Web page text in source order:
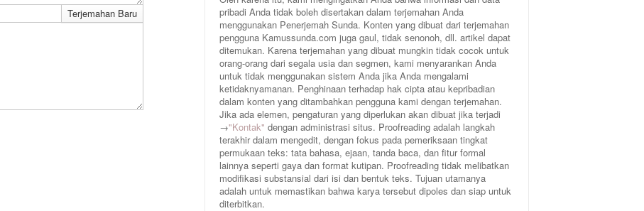
pribadi Anda tidak boleh disertakan dalam terjemahan Anda
menggunakan Penerjemah Sunda. Konten yang dibuat dari terjemahan
pengguna Kamussunda.com juga gaul, tidak senonoh, dll. artikel dapat
ditemukan. Karena terjemahan yang dibuat mungkin tidak cocok untuk
orang-orang dari segala usia dan segmen, kami menyarankan Anda
untuk tidak menggunakan sistem Anda jika Anda mengalami
ketidaknyamanan. Penghinaan terhadap hak cipta atau kepribadian
dalam konten yang ditambahkan pengguna kami dengan terjemahan.
Jika ada elemen, pengaturan yang diperlukan akan dibuat jika terjadi
→"Kontak" dengan administrasi situs. Proofreading adalah langkah
terakhir dalam mengedit, dengan fokus pada pemeriksaan tingkat
permukaan teks: tata bahasa, ejaan, tanda baca, dan fitur formal
lainnya seperti gaya dan format kutipan. Proofreading tidak melibatkan
modifikasi substansial dari isi dan bentuk teks. Tujuan utamanya
adalah untuk memastikan bahwa karya tersebut dipoles dan siap untuk
diterbitkan.